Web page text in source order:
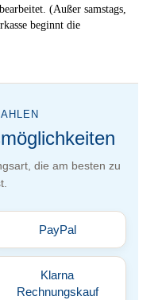
(Außer samstags,
beginnt die
die am besten zu
PayPal
Klarna
Rechnungskauf